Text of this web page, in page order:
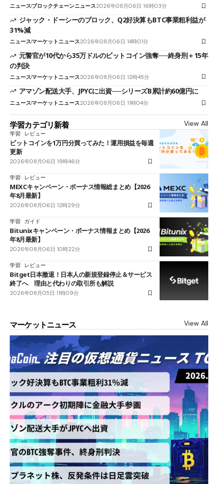
ニュースブロックチェーンニュース2026年08月06日 16時03分
ジャック・ドーシーのブロック、Q2好決算もBTC事業粗利益が
31%減
ニュースマーケットニュース2026年08月06日 14時01分
元警官が10代から35万ドルのビットコイン強奪──終身刑＋15年
の判決
ニュースマーケットニュース2026年08月06日 12時45分
アマゾン配送大手、JPYCに出資──シリーズB累計約60億円に
ニュースマーケットニュース2026年08月06日 11時04分
学習カテゴリ新着 View All
学習 レビュー
ビットコインを1万円分買ってみた！運用損益を毎週
更新
2026年08月06日 19時46分
学習 レビュー
MEXCキャンペーン・ボーナス情報総まとめ【2026
年8月最新】
2026年08月06日 12時29分
学習 ガイド
Bitunixキャンペーン・ボーナス情報まとめ【2026
年8月最新】
2026年08月06日 10時22分
学習 レビュー
Bitget日本撤退！日本人の新規登録停止＆サービス
終了へ 理由と代わりの取引所も解説
2026年08月05日 11時09分
マーケットニュース View All